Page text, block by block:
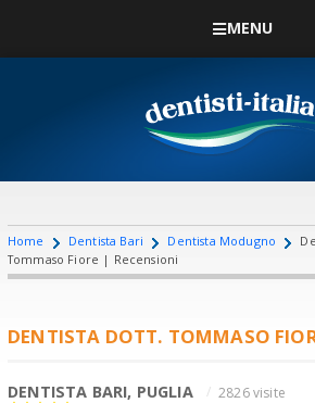
MENU
Home Dentista Bari Dentista Modugno
Tommaso Fiore | Recensioni
DENTISTA DOTT. TOMMASO
DENTISTA BARI, PUGLIA 2826 visite